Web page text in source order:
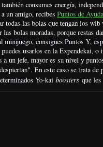
consumes energía,
un amigo, recibes Puntos de Ayuda
todas las bolas que tengan los
las bolas moradas, porque restas
minijuego, consigues Puntos Y,
usarlos en la Expendekai,
a un jefe, mayor es su nivel y
En este caso se trata
Yo-kai boosters que